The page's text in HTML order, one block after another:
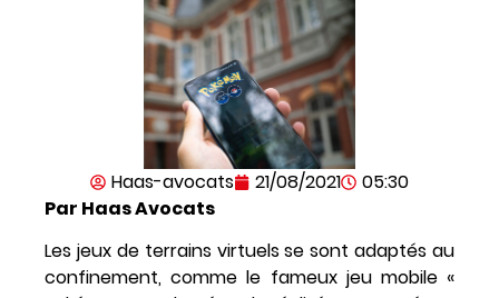
Haas-avocats 21/08/2021
05:30
Par Haas Avocats
Les jeux de terrains virtuels se sont adaptés au
confinement, comme le fameux jeu mobile «